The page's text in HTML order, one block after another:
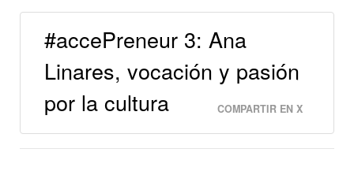
#accePreneur 3: Ana
Linares, vocación y pasión
por la cultura
COMPARTIR EN X